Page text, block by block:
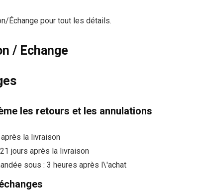
Échange pour tout les détails.
/ Echange
les retours et les annulations
la livraison
21 jours après la livraison
sous : 3 heures après l\'achat